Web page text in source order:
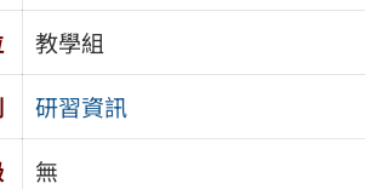
教學組
研習資訊
無